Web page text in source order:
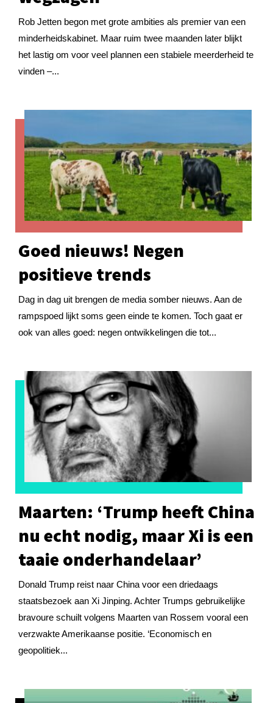
Rob Jetten begon met grote ambities als premier van een
minderheidskabinet. Maar ruim twee maanden later blijkt
het lastig om voor veel plannen een stabiele meerderheid te
vinden –...
Goed nieuws! Negen
positieve trends
Dag in dag uit brengen de media somber nieuws. Aan de
rampspoed lijkt soms geen einde te komen. Toch gaat er
ook van alles goed: negen ontwikkelingen die tot...
Maarten: ‘Trump heeft China
nu echt nodig, maar Xi is een
taaie onderhandelaar’
Donald Trump reist naar China voor een driedaags
staatsbezoek aan Xi Jinping. Achter Trumps gebruikelijke
bravoure schuilt volgens Maarten van Rossem vooral een
verzwakte Amerikaanse positie. ‘Economisch en
geopolitiek...